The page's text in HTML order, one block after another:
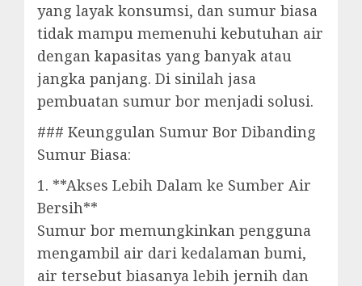
yang layak konsumsi, dan sumur biasa
tidak mampu memenuhi kebutuhan air
dengan kapasitas yang banyak atau
jangka panjang. Di sinilah jasa
pembuatan sumur bor menjadi solusi.
### Keunggulan Sumur Bor Dibanding
Sumur Biasa:
1. **Akses Lebih Dalam ke Sumber Air
Bersih**
Sumur bor memungkinkan pengguna
mengambil air dari kedalaman bumi,
air tersebut biasanya lebih jernih dan